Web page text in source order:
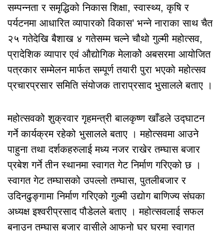
सम्पन्नता र समृद्धिको निकास शिक्षा, स्वास्थ्य, कृषि र
पर्यटनमा आधारित व्यापारको विकास’ भन्ने नाराका साथ चैत
२५ गतेदेखि बैशाख ४ गतेसम्म चल्ने चौथो गुल्मी महोत्सव,
प्रादेशिक व्यापार एवं औद्योगिक मेलाकोे अबसरमा आयोजित
पत्रकार सम्मेलन मार्फत सम्पूर्ण तयारी पुरा भएको महोत्सव
प्रचारप्रसार समिति संयोजक ताराप्रसाद भुसालले बताए ।
महोत्सवको शुक्रवार गृहमन्त्री बालकृष्ण खाँडले उद्घाटन
गर्ने कार्यक्रम रहेको भुसालले बताए । महोत्सवमा आउने
पाहुना तथा दर्शकहरुलाई मध्य नजर राखेर तम्घास बजार
प्रबेश गर्ने तीन स्थानमा स्वागत गेट निर्माण गरिएको छ ।
स्वागत गेट तम्घासको उपल्लो तम्घास, पुतलीबजार र
उदिनढुङ्गामा निर्माण गरिएको गुल्मी उद्योग बाणिज्य संघका
अध्यक्ष इश्वरीप्रसाद पौडेलले बताए । महोत्सवलाई सफल
बनाउन तम्घास बजार वासीले आफनो घर घरमा स्वागत